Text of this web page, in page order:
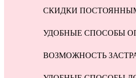
СКИДКИ
УДОБНЫЕ СПОСОБЫ
ВОЗМОЖНОСТЬ